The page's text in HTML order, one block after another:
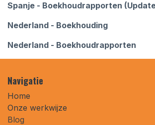
Spanje - Boekhoudrapporten
Nederland - Boekhouding
Nederland - Boekhoudrapporten
Navigatie
Home
Onze werkwijze
Blog